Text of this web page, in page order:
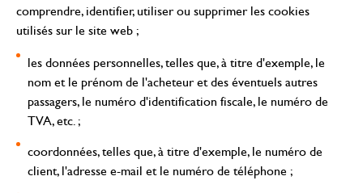
comprendre, identifier, utiliser ou supprimer les cookies
utilisés sur le site web ;
les données personnelles, telles que, à titre d'exemple, le
nom et le prénom de l'acheteur et des éventuels autres
passagers, le numéro d'identification fiscale, le numéro de
TVA, etc. ;
coordonnées, telles que, à titre d'exemple, le numéro de
client, l'adresse e-mail et le numéro de téléphone ;